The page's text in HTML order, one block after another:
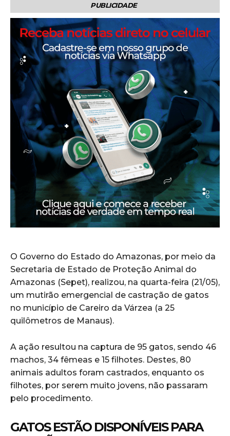
PUBLICIDADE
O Governo do Estado do Amazonas, por meio da
Secretaria de Estado de Proteção Animal do
Amazonas (Sepet), realizou, na quarta-feira (21/05),
um mutirão emergencial de castração de gatos
no município de Careiro da Várzea (a 25
quilômetros de Manaus).
A ação resultou na captura de 95 gatos, sendo 46
machos, 34 fêmeas e 15 filhotes. Destes, 80
animais adultos foram castrados, enquanto os
filhotes, por serem muito jovens, não passaram
pelo procedimento.
GATOS ESTÃO DISPONÍVEIS PARA